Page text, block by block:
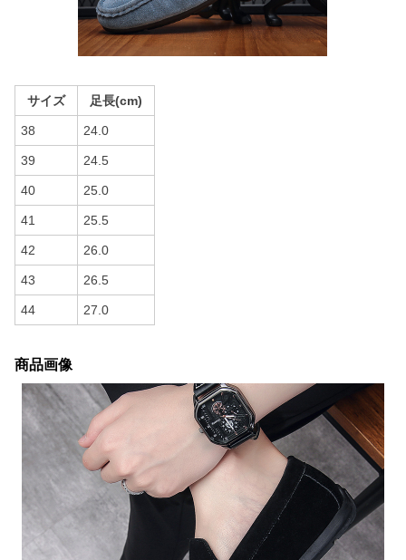
サイズ 足長(cm)
38 24.0
39 24.5
40 25.0
41 25.5
42 26.0
43 26.5
44 27.0
商品画像